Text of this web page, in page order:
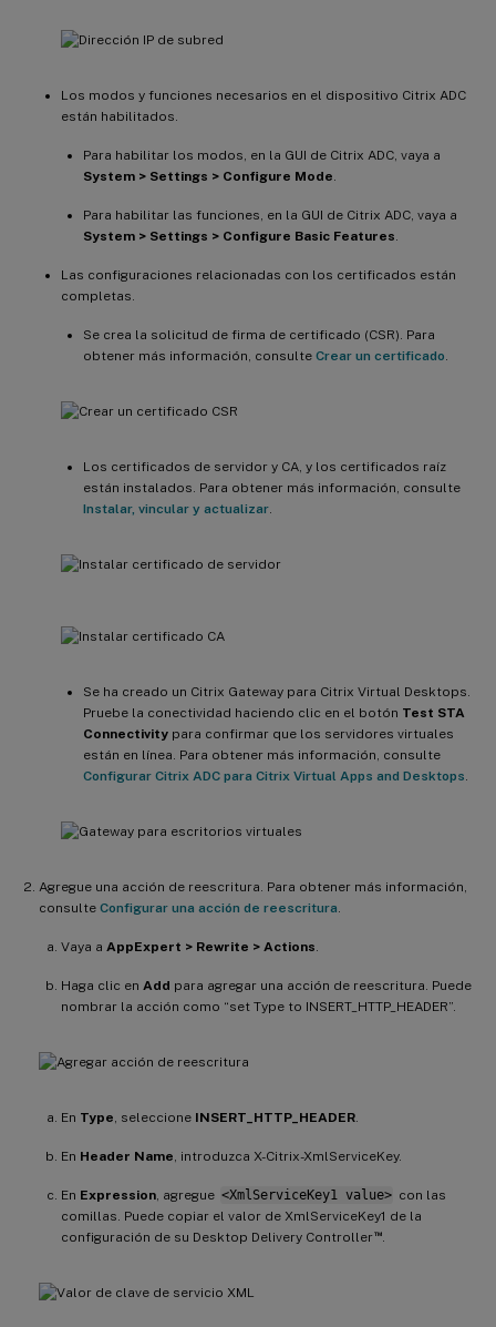
Los modos y funciones necesarios en el dispositivo Citrix ADC
están habilitados.
Para habilitar los modos, en la GUI de Citrix ADC, vaya a
System > Settings > Configure Mode
Para habilitar las funciones, en la GUI de Citrix ADC, vaya a
System > Settings > Configure Basic Features
Las configuraciones relacionadas con los certificados están
completas.
Se crea la solicitud de firma de certificado (CSR). Para
obtener más información, consulte Crear un certificado
Los certificados de servidor y CA, y los certificados raíz
están instalados. Para obtener más información, consulte
Instalar, vincular y actualizar
Se ha creado un Citrix Gateway para Citrix Virtual Desktops.
Pruebe la conectividad haciendo clic en el botón Test STA
Connectivity para confirmar que los servidores virtuales
están en línea. Para obtener más información, consulte
Configurar Citrix ADC para Citrix Virtual Apps and Desktops
Agregue una acción de reescritura. Para obtener más información,
consulte Configurar una acción de reescritura
Vaya a AppExpert > Rewrite > Actions
Haga clic en Add para agregar una acción de reescritura. Puede
nombrar la acción como “set Type to INSERT_HTTP_HEADER”.
En Type , seleccione INSERT_HTTP_HEADER
En Header Name , introduzca X-Citrix-XmlServiceKey.
En Expression , agregue <XmlServiceKey1 value> con las
comillas. Puede copiar el valor de XmlServiceKey1 de la
configuración de su Desktop Delivery Controller™.